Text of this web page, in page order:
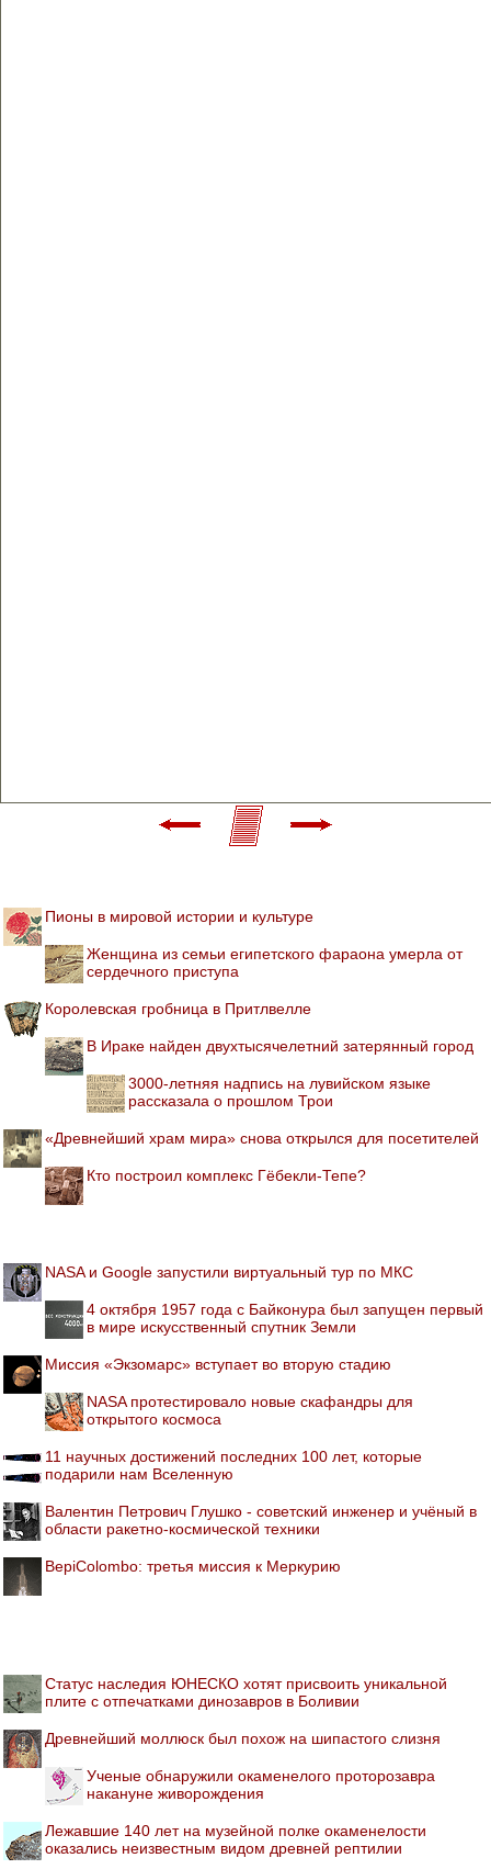
Пионы в мировой истории и культуре
Женщина из семьи египетского фараона умерла от
сердечного приступа
Королевская гробница в Притлвелле
В Ираке найден двухтысячелетний затерянный город
3000-летняя надпись на лувийском языке
рассказала о прошлом Трои
«Древнейший храм мира» снова открылся для посетителей
Кто построил комплекс Гёбекли-Тепе?
NASA и Google запустили виртуальный тур по МКС
4 октября 1957 года с Байконура был запущен первый
в мире искусственный спутник Земли
Миссия «Экзомарс» вступает во вторую стадию
NASA протестировало новые скафандры для
открытого космоса
11 научных достижений последних 100 лет, которые
подарили нам Вселенную
Валентин Петрович Глушко - советский инженер и учёный в
области ракетно-космической техники
BepiColombo: третья миссия к Меркурию
Статус наследия ЮНЕСКО хотят присвоить уникальной
плите с отпечатками динозавров в Боливии
Древнейший моллюск был похож на шипастого слизня
Ученые обнаружили окаменелого проторозавра
накануне живорождения
Лежавшие 140 лет на музейной полке окаменелости
оказались неизвестным видом древней рептилии